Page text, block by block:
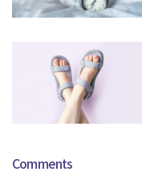
Comments